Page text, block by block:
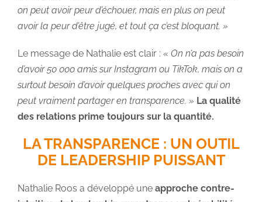
on peut avoir peur d’échouer, mais en plus on peut
avoir la peur d’être jugé, et tout ça c’est bloquant. »
Le message de Nathalie est clair : « On n’a pas besoin
d’avoir 50 000 amis sur Instagram ou TikTok, mais on a
surtout besoin d’avoir quelques proches avec qui on
peut vraiment partager en transparence. » La qualité
des relations prime toujours sur la quantité.
LA TRANSPARENCE : UN OUTIL
DE LEADERSHIP PUISSANT
Nathalie Roos a développé une approche contre-